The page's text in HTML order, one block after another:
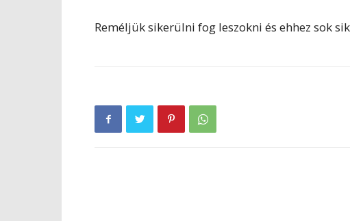
Reméljük sikerülni fog leszokni és ehhez sok